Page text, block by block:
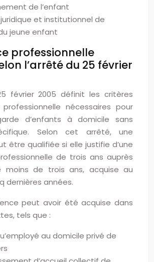
de l’enfant
et institutionnel de
jeune enfant
professionnelle
l’arrêté du 25 février
février 2005 définit les critères
professionnelle nécessaires pour
d’enfants à domicile sans
Selon cet arrêté, une
être qualifiée si elle justifie d’une
de trois ans auprès
moins de trois ans, acquise au
dernières années.
peut avoir été acquise dans
tels que :
au domicile privé de